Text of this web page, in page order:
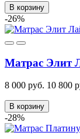
В корзину
-26%
Матрас Элит
8 000 руб. 10 800
В корзину
-28%